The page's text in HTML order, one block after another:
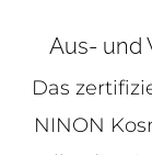
Aus- und
Das
NINON